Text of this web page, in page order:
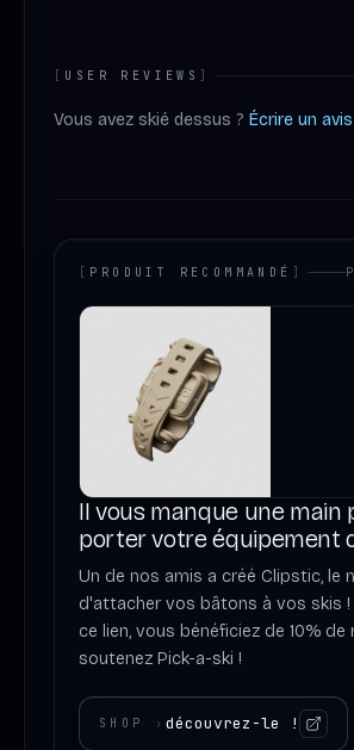
[ USER REVIEWS ]
Vous avez skié dessus ? Écrire un
[ PRODUIT RECOMMANDÉ ]
Il vous manque une main
porter votre équipement
Un de nos amis a créé Clipstic, le
d'attacher vos bâtons à vos skis !
ce lien, vous bénéficiez de 10%
soutenez Pick-a-ski !
SHOP ›découvrez-le !